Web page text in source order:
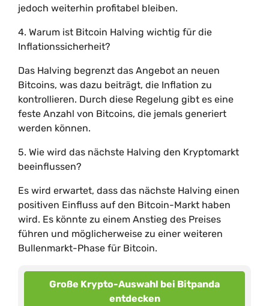
jedoch weiterhin profitabel bleiben.
4. Warum ist Bitcoin Halving wichtig für die
Inflationssicherheit?
Das Halving begrenzt das Angebot an neuen
Bitcoins, was dazu beiträgt, die Inflation zu
kontrollieren. Durch diese Regelung gibt es eine
feste Anzahl von Bitcoins, die jemals generiert
werden können.
5. Wie wird das nächste Halving den Kryptomarkt
beeinflussen?
Es wird erwartet, dass das nächste Halving einen
positiven Einfluss auf den Bitcoin-Markt haben
wird. Es könnte zu einem Anstieg des Preises
führen und möglicherweise zu einer weiteren
Bullenmarkt-Phase für Bitcoin.
Große Krypto-Auswahl bei Bitpanda
entdecken